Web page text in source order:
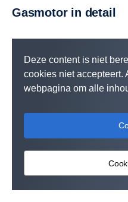
Gasmotor in detail
Deze content is niet
cookies niet accepteert.
webpagina om alle